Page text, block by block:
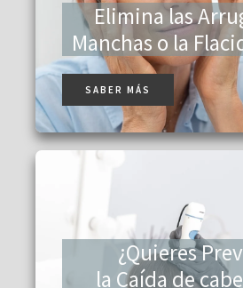
Elimina las
Manchas o la
SABER MÁS
¿Quieres
la Caída de